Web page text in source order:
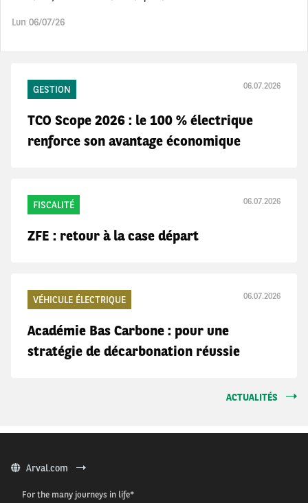
Lun 06/07/26
GESTION 06.07.2026
TCO Scope 2026 : le 100 % électrique
renforce son avantage économique
FISCALITÉ 06.07.2026
ZFE : retour à la case départ
VÉHICULE ÉLECTRIQUE 06.07.2026
Académie Bas Carbone : pour une
stratégie de décarbonation réussie
ACTUALITÉS
Arval.com
For the many journeys in life*